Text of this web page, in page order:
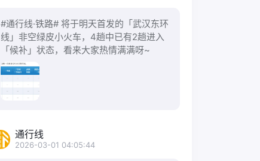
#通行线·铁路# 将于明天首发的「武汉东环
线」非空绿皮小火车，4趟中已有2趟进入
「候补」状态，看来大家热情满满呀~
通行线
2026-03-01 04:05:44